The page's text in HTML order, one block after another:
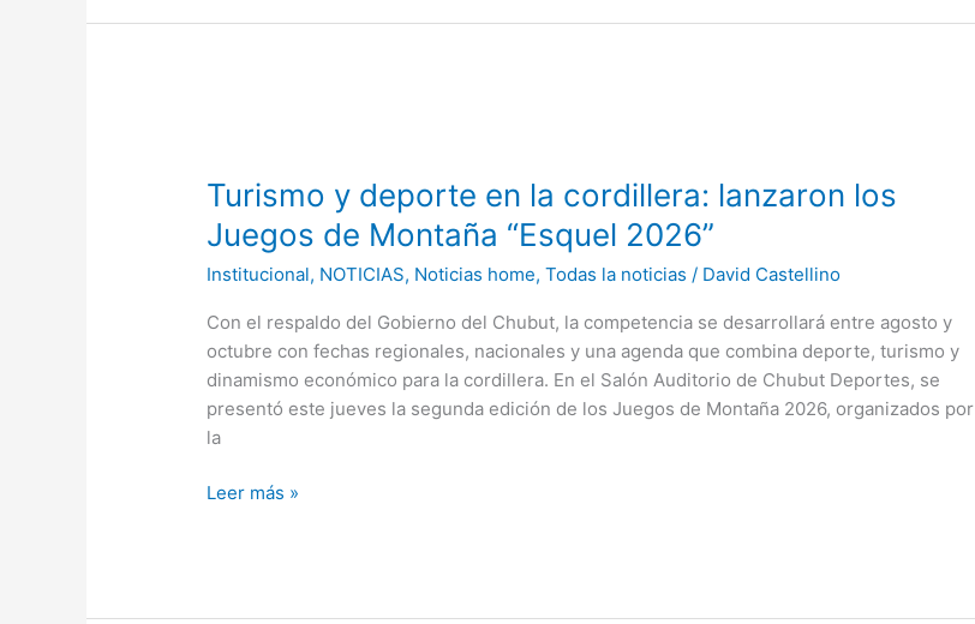
Turismo y deporte en la cordillera: lanzaron los
Juegos de Montaña “Esquel 2026”
Institucional, NOTICIAS, Noticias home,Todas la noticias / David Castellino
Con el respaldo del Gobierno del Chubut, la competencia se desarrollará entre agosto y
octubre con fechas regionales, nacionales y una agenda que combina deporte, turismo y
dinamismo económico para la cordillera. En el Salón Auditorio de Chubut Deportes, se
presentó este jueves la segunda edición de los Juegos de Montaña 2026, organizados por
la
deporte
en
la
cordillera:
los
Juegos
de
Montaña
“Esquel
Leer más »